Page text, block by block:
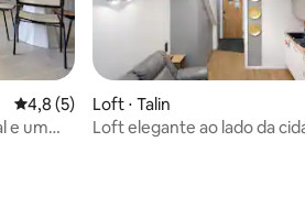
4,8 de uma avaliação média de 5, 5
4,8 (5)
e um
Loft ⋅ Talin
Loft elegante ao lado da